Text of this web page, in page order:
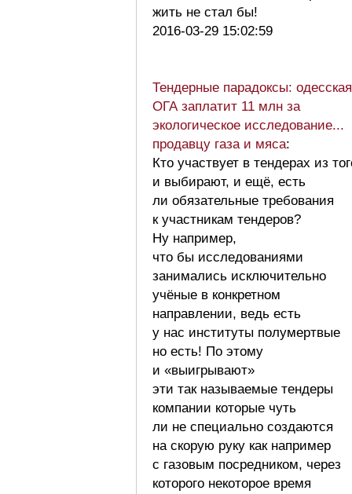
жить не стал бы!
2016-03-29 15:02:59
Тендерные парадоксы: одесская
ОГА заплатит 11 млн за
экологическое исследование...
продавцу газа и мяса:
Кто участвует в тендерах из
и выбирают, и ещё, есть
ли обязательные требования
к участникам тендеров?
Ну например,
что бы исследованиями
занимались исключительно
учёные в конкретном
направлении, ведь есть
у нас институты полумертвые
но есть! По этому
и «выигрывают»
эти так называемые тендеры
компании которые чуть
ли не специально создаются
на скорую руку как например
с газовым посредником, через
которого некоторое время